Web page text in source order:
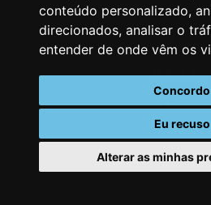
conteúdo personalizado,
direcionados, analisar o
entender de onde vêm os
Concordo
Eu recuso
Alterar as minhas
CASES &
BLOG